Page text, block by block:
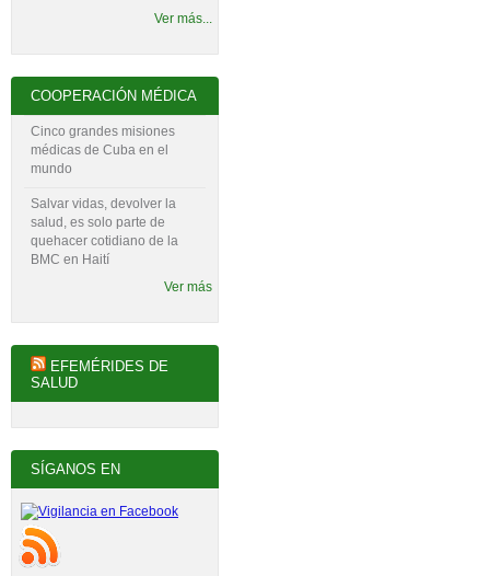
Ver más...
COOPERACIÓN MÉDICA
Cinco grandes misiones
médicas de Cuba en el
mundo
Salvar vidas, devolver la
salud, es solo parte de
quehacer cotidiano de la
BMC en Haití
Ver más
EFEMÉRIDES DE
SALUD
SÍGANOS EN